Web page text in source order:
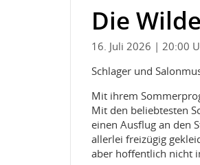
Die
16. Juli 2026 | 20:00
Schlager und
Mit ihrem
Mit den beliebtesten
einen Ausflug an den
allerlei freizügig
aber hoffentlich nicht